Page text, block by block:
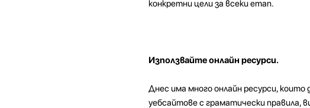
конкретни цели за всеки етап.
Използвайте онлайн ресурси.
Днес има много онлайн ресурси,
уебсайтове с граматически правила,